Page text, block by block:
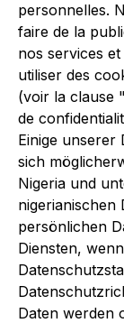
personnelles.
faire de la
nos services
utiliser des
(voir la clause
de
Einige unserer
sich
Nigeria und
nigerianischen
persönlichen
Diensten,
Daten werden